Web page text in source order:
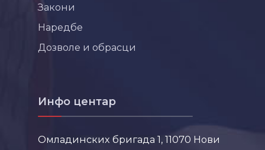
Закони
Наредбе
Дозволе и обрасци
Инфо центар
Омладинских бригада 1, 11070 Нови